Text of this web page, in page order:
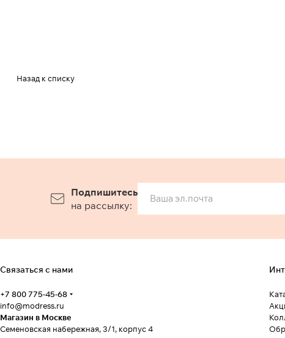
Назад к списку
Подпишитесь
на рассылку:
Связаться с нами
+7 800 775-45-68
info@modress.ru
Магазин в Москве
Семеновская набережная, 3/1, корпус 4